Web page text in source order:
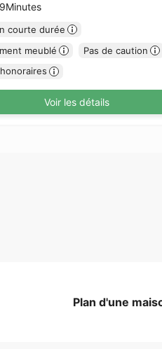
courte durée
meublé
Pas de caution
Voir les détails
Plan d'une